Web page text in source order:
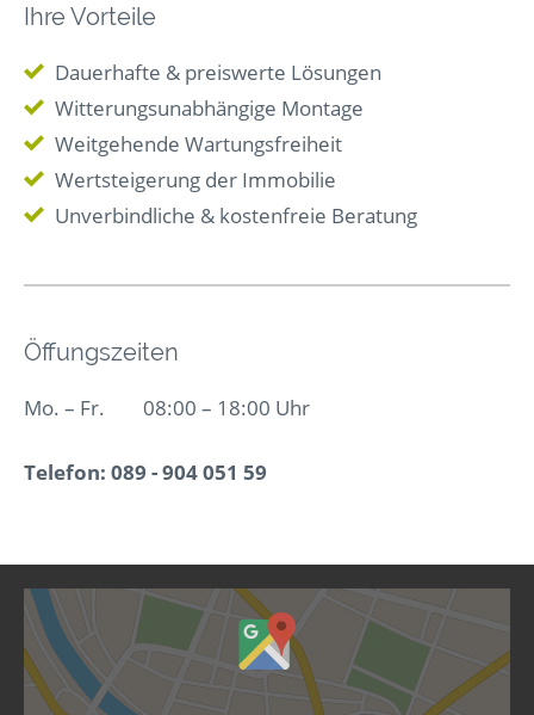
Ihre Vorteile
Dauerhafte & preiswerte Lösungen
Witterungsunabhängige Montage
Weitgehende Wartungsfreiheit
Wertsteigerung der Immobilie
Unverbindliche & kostenfreie Beratung
Öffungszeiten
Mo. – Fr. 08:00 – 18:00 Uhr
Telefon: 089 - 904 051 59
Inhalt
von
Google